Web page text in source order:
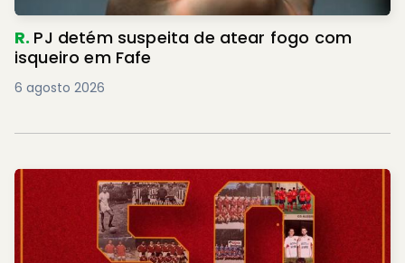
R. PJ detém suspeita de atear fogo com
isqueiro em Fafe
6 agosto 2026